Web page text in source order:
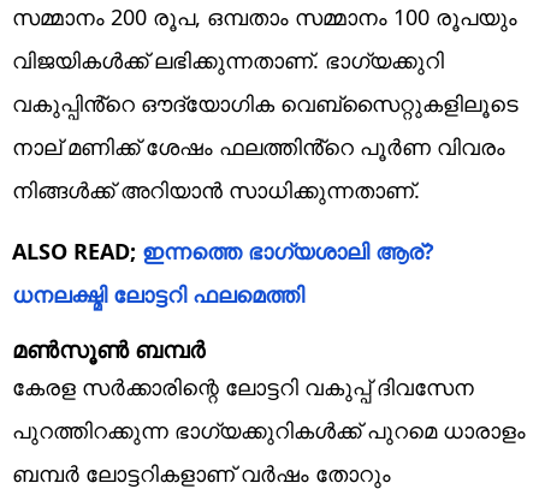
സമ്മാനം 200 രൂപ, ഒമ്പതാം സമ്മാനം 100 രൂപയും
വിജയികൾക്ക് ലഭിക്കുന്നതാണ്. ഭാഗ്യക്കുറി
വകുപ്പിൻ്റെ ഔദ്യോഗിക വെബ്‌സൈറ്റുകളിലൂടെ
നാല് മണിക്ക് ശേഷം ഫലത്തിൻ്റെ പൂർണ വിവരം
നിങ്ങൾക്ക് അറിയാൻ സാധിക്കുന്നതാണ്.
ALSO READ; ഇന്നത്തെ ഭാ​ഗ്യശാലി ആര്?
ധനലക്ഷ്മി ലോട്ടറി ഫലമെത്തി
മൺസൂൺ ബമ്പർ
കേരള സർക്കാരിന്റെ ലോട്ടറി വകുപ്പ് ദിവസേന
പുറത്തിറക്കുന്ന ഭാഗ്യക്കുറികൾക്ക് പുറമെ ധാരാളം
ബമ്പർ ലോട്ടറികളാണ് വർഷം തോറും